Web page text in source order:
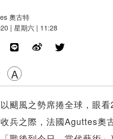
奧古特
| 星期六 | 11:28
A
颶風之勢席捲全球，眼
兵之際，法國Aguttes奧